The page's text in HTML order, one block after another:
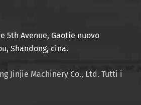
5th Avenue, Gaotie nuovo
Shandong, cina.
Jinjie Machinery Co., Ltd. Tutti i